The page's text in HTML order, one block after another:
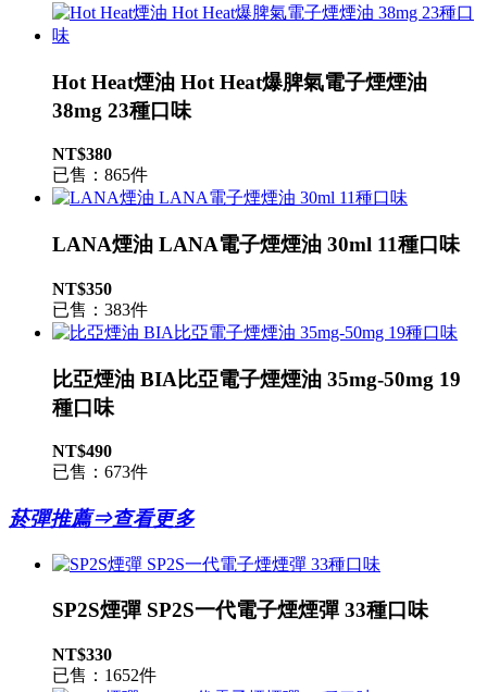
Hot Heat煙油 Hot Heat爆脾氣電子煙煙油
38mg 23種口味
NT$380
已售：865件
LANA煙油 LANA電子煙煙油 30ml 11種口味
NT$350
已售：383件
比亞煙油 BIA比亞電子煙煙油 35mg-50mg 19
種口味
NT$490
已售：673件
菸彈推薦⇒查看更多
SP2S煙彈 SP2S一代電子煙煙彈 33種口味
NT$330
已售：1652件